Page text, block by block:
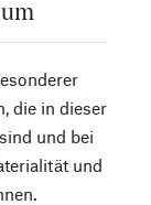
die in dieser
und bei
und